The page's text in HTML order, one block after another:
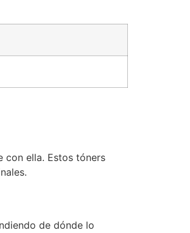
con ella. Estos tóners
de dónde lo